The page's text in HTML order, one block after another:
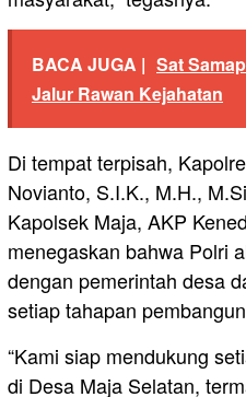
BACA JUGA | Sat
Jalur Rawan Kejahatan
Di tempat terpisah,
Novianto, S.I.K., M.H.,
Kapolsek Maja, AKP
menegaskan bahwa Polri
dengan pemerintah desa
setiap tahapan
“Kami siap mendukung
di Desa Maja Selatan,